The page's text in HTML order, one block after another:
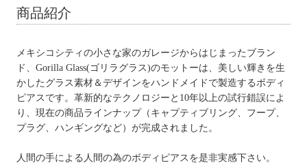
商品紹介
メキシコシティの小さな家のガレージからはじまったブラン
ド、Gorilla Glass(ゴリラグラス)のモットーは、美しい輝きを生
かしたグラス素材＆デザインをハンドメイドで製造するボディ
ピアスです。革新的なテクノロジーと10年以上の試行錯誤によ
り、現在の商品ラインナップ（キャプティブリング、フープ、
プラグ、ハンギングなど）が完成されました。
人間の手による人間の為のボディピアスを是非実感下さい。